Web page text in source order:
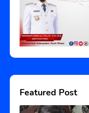
Featured Post